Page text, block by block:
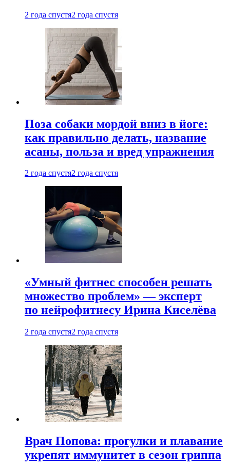
2 года спустя2 года спустя
Поза собаки мордой вниз в йоге:
как правильно делать, название
асаны, польза и вред упражнения
2 года спустя2 года спустя
«Умный фитнес способен решать
множество проблем» — эксперт
по нейрофитнесу Ирина Киселёва
2 года спустя2 года спустя
Врач Попова: прогулки и плавание
укрепят иммунитет в сезон гриппа